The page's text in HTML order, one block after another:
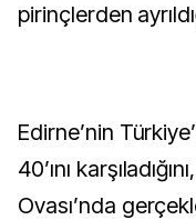
pirinçlerden
Edirne’nin
40’ını
Ovası’nda